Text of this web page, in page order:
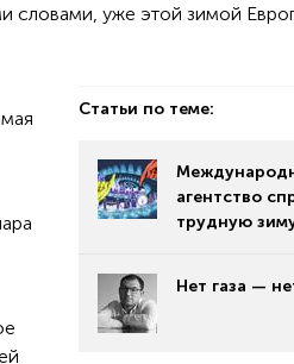
словами, уже этой зимой
Статьи по теме:
агентство
трудную
Нет газа —